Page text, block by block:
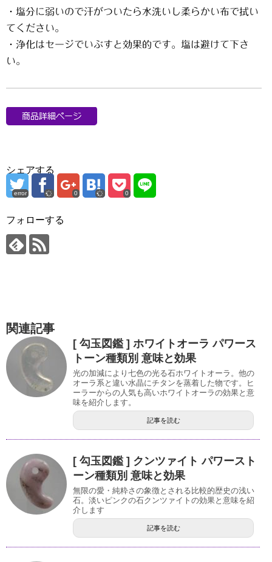
・塩分に弱いので汗がついたら水洗いし柔らかい布で拭い
てください。
・浄化はセージでいぶすと効果的です。塩は避けて下さ
い。
シェアする
error 0 0
フォローする
関連記事
[ 勾玉図鑑 ] ホワイトオーラ パワース
トーン種類別 意味と効果
光の加減により七色の光る石ホワイトオーラ。他の
オーラ系と違い水晶にチタンを蒸着した物です。ヒ
ーラーからの人気も高いホワイトオーラの効果と意
味を紹介します。
記事を読む
[ 勾玉図鑑 ] クンツァイト パワースト
ーン種類別 意味と効果
無限の愛・純粋さの象徴とされる比較的歴史の浅い
石。淡いピンクの石クンツァイトの効果と意味を紹
介します
記事を読む